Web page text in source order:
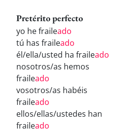
Pretérito perfecto
yo he fraileado
tú has fraileado
él/ella/usted ha fraileado
nosotros/as hemos
fraileado
vosotros/as habéis
fraileado
ellos/ellas/ustedes han
fraileado